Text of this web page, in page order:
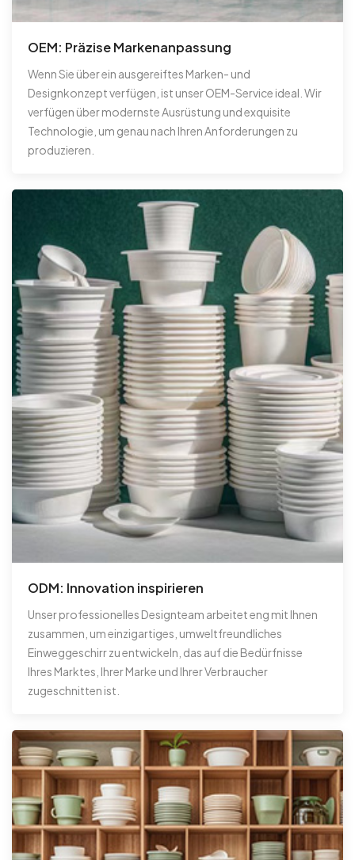
OEM: Präzise Markenanpassung
Wenn Sie über ein ausgereiftes Marken- und
Designkonzept verfügen, ist unser OEM-Service ideal. Wir
verfügen über modernste Ausrüstung und exquisite
Technologie, um genau nach Ihren Anforderungen zu
produzieren.
ODM: Innovation inspirieren
Unser professionelles Designteam arbeitet eng mit Ihnen
zusammen, um einzigartiges, umweltfreundliches
Einweggeschirr zu entwickeln, das auf die Bedürfnisse
Ihres Marktes, Ihrer Marke und Ihrer Verbraucher
zugeschnitten ist.